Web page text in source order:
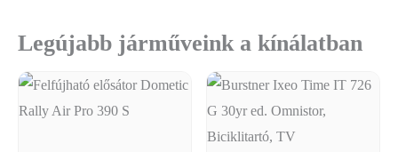
Legújabb járműveink a kínálatban